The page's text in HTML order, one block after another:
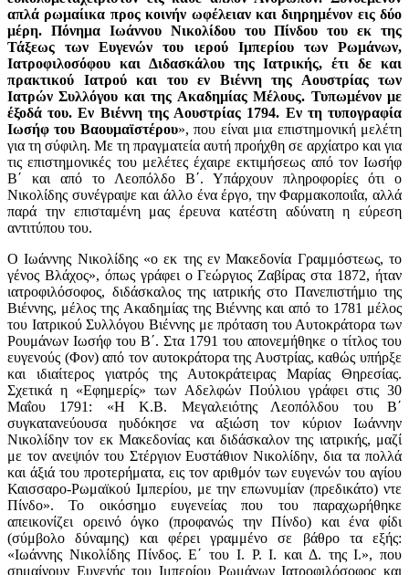
απλά ρωμαίικα προς κοινήν ωφέλειαν και διηρημένον εις δύο
μέρη. Πόνημα Ιωάννου Νικολίδου του Πίνδου του εκ της
Τάξεως των Ευγενών του ιερού Ιμπερίου των Ρωμάνων,
Ιατροφιλοσόφου και Διδασκάλου της Ιατρικής, έτι δε και
πρακτικού Ιατρού και του εν Βιέννη της Αουστρίας των
Ιατρών Συλλόγου και της Ακαδημίας Μέλους. Τυπωμένον με
έξοδά του. Εν Βιέννη της Αουστρίας 1794. Εν τη τυπογραφία
Ιωσήφ του Βαουμαϊστέρου», που είναι μια επιστημονική μελέτη
για τη σύφιλη. Mε τη πραγματεία αυτή προήχθη σε αρχίατρο και για
τις επιστημονικές του μελέτες έχαιρε εκτιμήσεως από τον Ιωσήφ
Β΄ και από το Λεοπόλδο Β΄. Υπάρχουν πληροφορίες ότι ο
Νικολίδης συνέγραψε και άλλο ένα έργο, την Φαρμακοποιΐα, αλλά
παρά την επισταμένη μας έρευνα κατέστη αδύνατη η εύρεση
αντιτύπου του.
Ο Ιωάννης Νικολίδης «ο εκ της εν Μακεδονία Γραμμόστεως, το
γένος Βλάχος», όπως γράφει ο Γεώργιος Ζαβίρας στα 1872, ήταν
ιατροφιλόσοφος, διδάσκαλος της ιατρικής στο Πανεπιστήμιο της
Βιέννης, μέλος της Ακαδημίας της Βιέννης και από το 1781 μέλος
του Ιατρικού Συλλόγου Βιέννης με πρόταση του Αυτοκράτορα των
Ρουμάνων Ιωσήφ του Β΄. Στα 1791 του απονεμήθηκε ο τίτλος του
ευγενούς (Φον) από τον αυτοκράτορα της Αυστρίας, καθώς υπήρξε
και ιδιαίτερος γιατρός της Αυτοκράτειρας Μαρίας Θηρεσίας.
Σχετικά η «Εφημερίς» των Αδελφών Πούλιου γράφει στις 30
Μαΐου 1791: «Η Κ.Β. Μεγαλειότης Λεοπόλδου του Β΄
συγκατανεύουσα ηυδόκησε να αξιώση τον κύριον Ιωάννην
Νικολίδην τον εκ Μακεδονίας και διδάσκαλον της ιατρικής, μαζί
με τον ανεψιόν του Στέργιον Ευστάθιον Νικολίδην, δια τα πολλά
και άξιά του προτερήματα, εις τον αριθμόν των ευγενών του αγίου
Καισσαρο-Ρωμαϊκού Ιμπερίου, με την επωνυμίαν (πρεδικάτο) ντε
Πίνδο». Το οικόσημο ευγενείας που του παραχωρήθηκε
απεικονίζει ορεινό όγκο (προφανώς την Πίνδο) και ένα φίδι
(σύμβολο δύναμης) και φέρει γραμμένο σε βάθρο τα εξής:
«Ιωάννης Νικολίδης Πίνδος. Ε΄ του Ι. Ρ. Ι. και Δ. της Ι.», που
σημαίνουν Ευγενής του Ιμπερίου Ρωμάνων Ιατροφιλόσοφος και